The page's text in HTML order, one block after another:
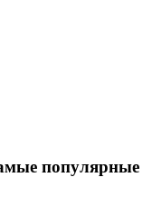
популярные